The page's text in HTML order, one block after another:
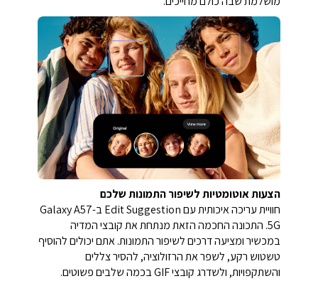
הצעות אוטומטיות לשיפור התמונות שלכם
חוויית עריכה איכותית עם Edit Suggestion ב-Galaxy A57
5G. התכונה החכמה הזאת מנתחת את קובצי המדיה
במכשיר ומציעה דרכים לשיפור התמונות. אתם יכולים להוסיף
טשטוש רקע, לשפר את הרזולוציה, להסיר צללים
והשתקפויות, ולשדרג קובצי GIF בכמה שלבים פשוטים.